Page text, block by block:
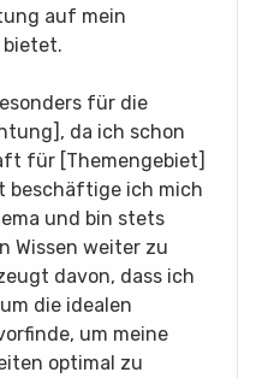
auf mein
für die
da ich schon
für [Themengebiet]
beschäftige ich mich
und bin stets
Wissen weiter zu
davon, dass ich
die idealen
um meine
optimal zu